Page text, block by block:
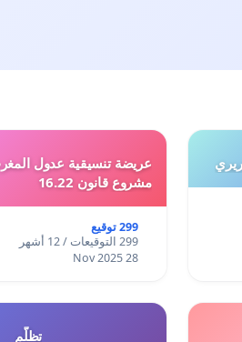
عريضة تنسيقية عدول
مشروع قانون 16.22
299 توقيع
299 التوقيعات / 12 أشهر
28 Nov 2025
تظلّم